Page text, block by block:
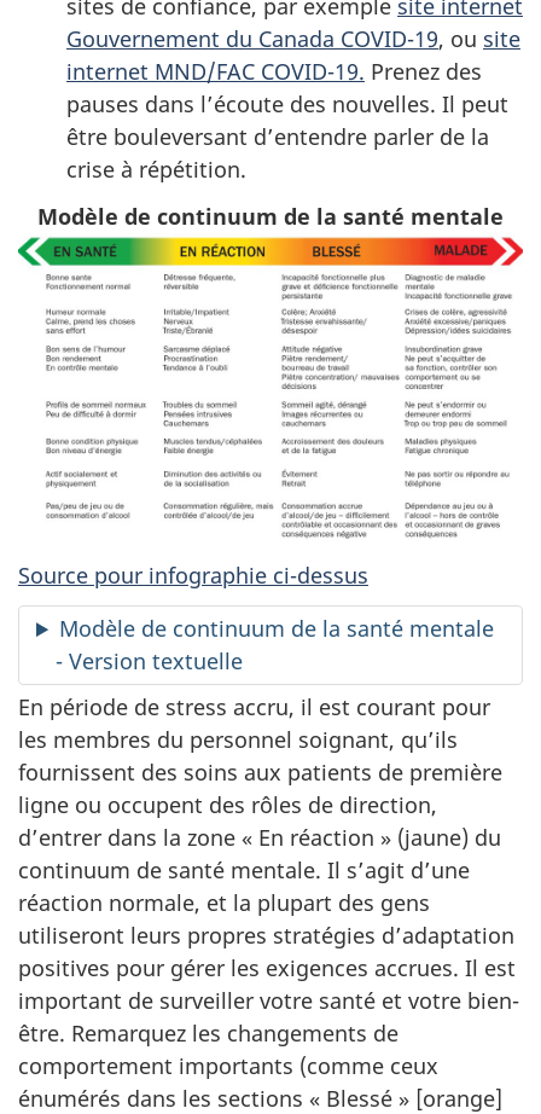
sites de confiance, par exemple site internet
Gouvernement du Canada COVID-19, ou site
internet MND/FAC COVID-19. Prenez des
pauses dans l’écoute des nouvelles. Il peut
être bouleversant d’entendre parler de la
crise à répétition.
Modèle de continuum de la santé mentale
Source pour infographie ci-dessus
Modèle de continuum de la santé mentale
- Version textuelle
En période de stress accru, il est courant pour
les membres du personnel soignant, qu’ils
fournissent des soins aux patients de première
ligne ou occupent des rôles de direction,
d’entrer dans la zone « En réaction » (jaune) du
continuum de santé mentale. Il s’agit d’une
réaction normale, et la plupart des gens
utiliseront leurs propres stratégies d’adaptation
positives pour gérer les exigences accrues. Il est
important de surveiller votre santé et votre bien-
être. Remarquez les changements de
comportement importants (comme ceux
énumérés dans les sections « Blessé » [orange]